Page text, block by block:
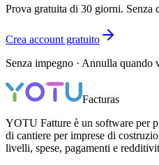
Prova gratuita di 30 giorni. Senza
Crea account gratuito
Senza impegno · Annulla quando
Facturas
YOTU Fatture è un software per
di cantiere per imprese di
livelli, spese, pagamenti e